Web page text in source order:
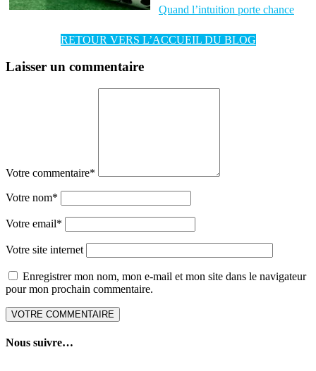
Quand l’intuition porte chance
RETOUR VERS L’ACCUEIL DU BLOG
Laisser un commentaire
Votre commentaire*
Votre nom*
Votre email*
Votre site internet
Enregistrer mon nom, mon e-mail et mon site dans le navigateur
pour mon prochain commentaire.
Nous suivre…